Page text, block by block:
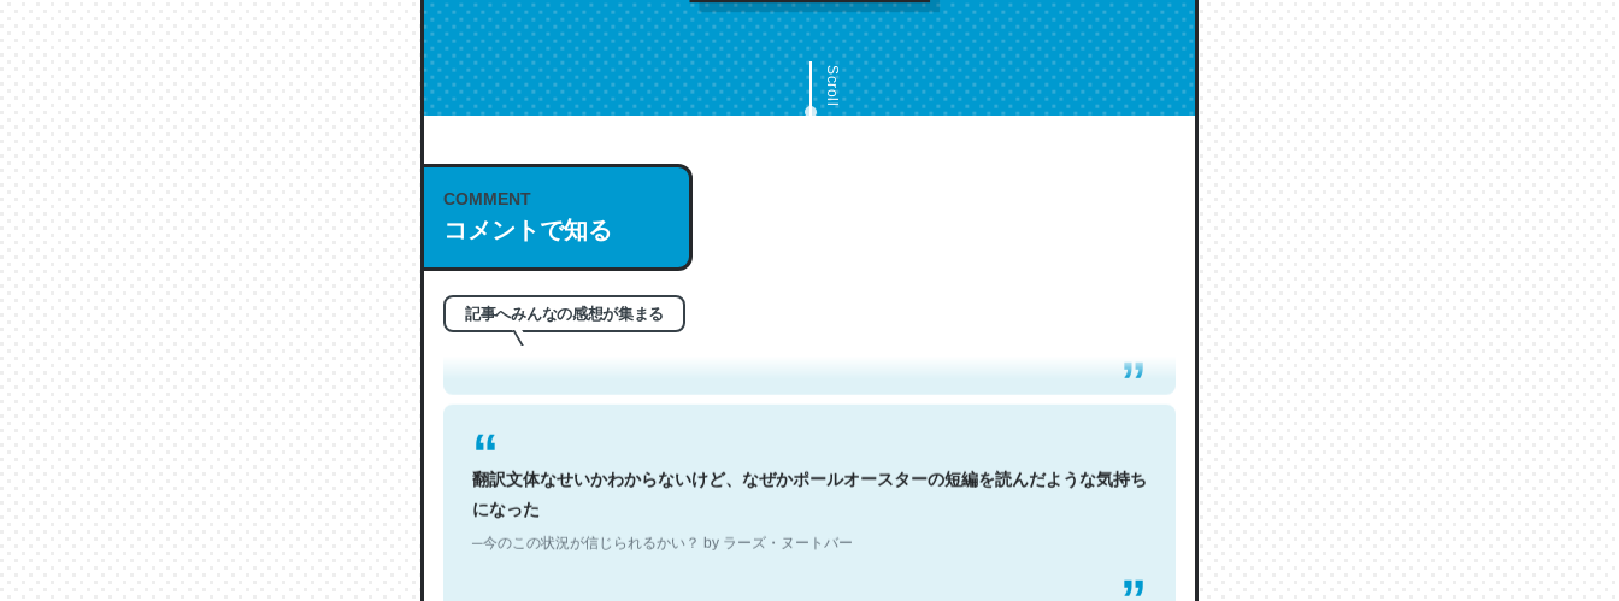
Scroll
COMMENT
コメントで知る
記事へみんなの感想が集まる
これは名文。彼はとてもクレバーなんだろうなと凄く思う。英語少しでも読める人は原文
もお勧め。自分はこの流れ好き。Let’s Fucking Go. Then Covid hit. Shit.
─今のこの状況が信じられるかい？ by ラーズ・ヌートバー
翻訳文体なせいかわからないけど、なぜかポールオースターの短編を読んだような気持ち
になった
─今のこの状況が信じられるかい？ by ラーズ・ヌートバー